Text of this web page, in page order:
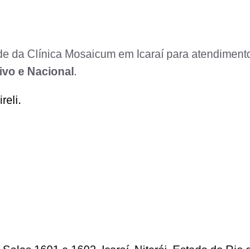
da Clínica Mosaicum em Icaraí para
e Nacional .